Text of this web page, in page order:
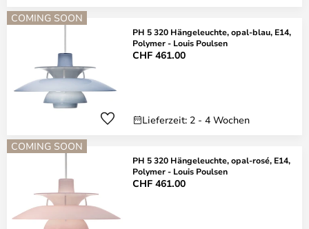
COMING SOON
PH 5 320 Hängeleuchte, opal-blau, E14,
Polymer - Louis Poulsen
CHF 461.00
Lieferzeit: 2 - 4 Wochen
COMING SOON
PH 5 320 Hängeleuchte, opal-rosé, E14,
Polymer - Louis Poulsen
CHF 461.00